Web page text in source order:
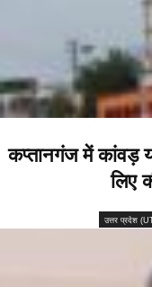
कप्तानगंज में कांवड़
लिए
उत्तर प्रदेश